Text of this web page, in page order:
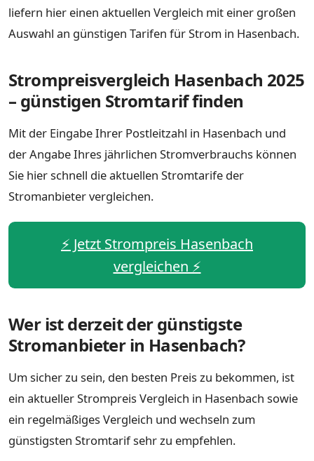
liefern hier einen aktuellen Vergleich mit einer großen
Auswahl an günstigen Tarifen für Strom in Hasenbach.
Strompreisvergleich Hasenbach 2025
– günstigen Stromtarif finden
Mit der Eingabe Ihrer Postleitzahl in Hasenbach und
der Angabe Ihres jährlichen Stromverbrauchs können
Sie hier schnell die aktuellen Stromtarife der
Stromanbieter vergleichen.
⚡️ Jetzt Strompreis Hasenbach
vergleichen ⚡️
Wer ist derzeit der günstigste
Stromanbieter in Hasenbach?
Um sicher zu sein, den besten Preis zu bekommen, ist
ein aktueller Strompreis Vergleich in Hasenbach sowie
ein regelmäßiges Vergleich und wechseln zum
günstigsten Stromtarif sehr zu empfehlen.